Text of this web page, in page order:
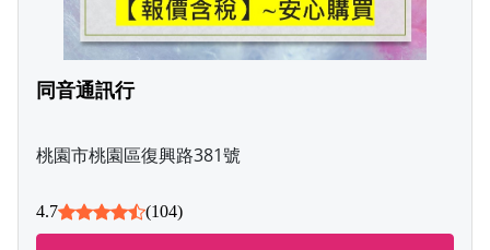
同音通訊行
桃園市桃園區復興路381號
4.7 (104)